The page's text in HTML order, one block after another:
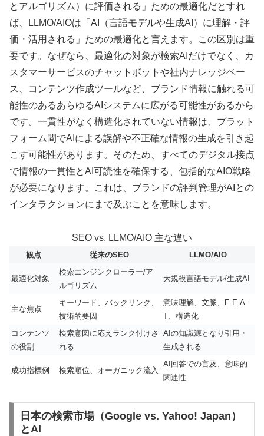
とアルゴリズム）に評価される」ための最適化だとすれ
ば、LLMO/AIOは「AI（言語モデルや生成AI）に理解・評
価・活用される」ための最適化と言えます。この区別は重
要です。なぜなら、最適化の対象が検索AIだけでなく、カ
スタマーサービスのチャットボットや社内ナレッジベー
ス、コンテンツ作成ツールなど、ブランド情報に触れる可
能性のあるあらゆるAIシステムに広がる可能性があるから
です。一貫性がなく構造化されていない情報は、プラット
フォーム間でAIによる誤解や不正確な情報の生成を引き起
こす可能性があります。そのため、すべてのデジタル接点
で情報の一貫性とAI可読性を確保する、包括的なAIO戦略
が必要になります。これは、ブランドの評判管理がAIとの
インタラクションにまで及ぶことを意味します。
SEO vs. LLMO/AIO 主な違い
観点 従来のSEO LLMO/AIO
最適化対象
検索エンジンクローラー/ア
ルゴリズム
大規模言語モデル/生成AI
主な焦点
キーワード、バックリンク、
技術的要因
意味理解、文脈、E-E-A-
T、構造化
コンテンツ
の役割
検索意図に応えランク付けさ
れる
AIの知識源となり引用・
生成される
成功指標例 検索順位、オーガニック流入
AI回答での言及、意味的
関連性
日本の検索市場（Google vs. Yahoo! Japan）
とAI